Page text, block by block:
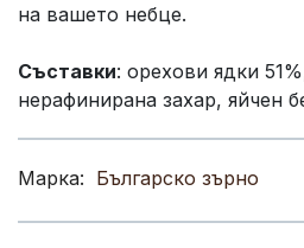
на вашето небце.
Съставки: орехови ядки
нерафинирана захар, яйчен
Марка: Българско зърно